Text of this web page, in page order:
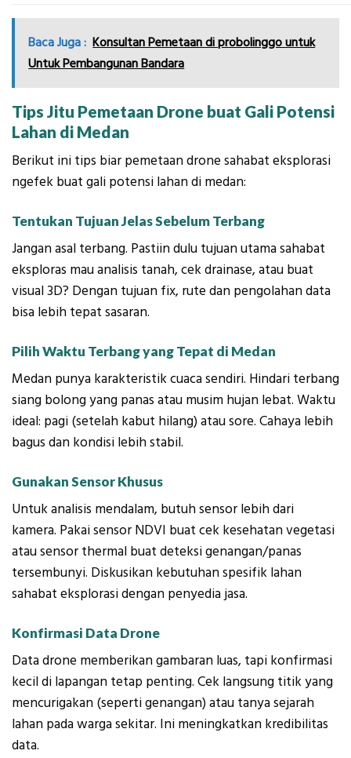
Baca Juga : Konsultan Pemetaan di probolinggo untuk
Untuk Pembangunan Bandara
Tips Jitu Pemetaan Drone buat Gali Potensi
Lahan di Medan
Berikut ini tips biar pemetaan drone sahabat eksplorasi
ngefek buat gali potensi lahan di medan:
Tentukan Tujuan Jelas Sebelum Terbang
Jangan asal terbang. Pastiin dulu tujuan utama sahabat
eksploras mau analisis tanah, cek drainase, atau buat
visual 3D? Dengan tujuan fix, rute dan pengolahan data
bisa lebih tepat sasaran.
Pilih Waktu Terbang yang Tepat di Medan
Medan punya karakteristik cuaca sendiri. Hindari terbang
siang bolong yang panas atau musim hujan lebat. Waktu
ideal: pagi (setelah kabut hilang) atau sore. Cahaya lebih
bagus dan kondisi lebih stabil.
Gunakan Sensor Khusus
Untuk analisis mendalam, butuh sensor lebih dari
kamera. Pakai sensor NDVI buat cek kesehatan vegetasi
atau sensor thermal buat deteksi genangan/panas
tersembunyi. Diskusikan kebutuhan spesifik lahan
sahabat eksplorasi dengan penyedia jasa.
Konfirmasi Data Drone
Data drone memberikan gambaran luas, tapi konfirmasi
kecil di lapangan tetap penting. Cek langsung titik yang
mencurigakan (seperti genangan) atau tanya sejarah
lahan pada warga sekitar. Ini meningkatkan kredibilitas
data.